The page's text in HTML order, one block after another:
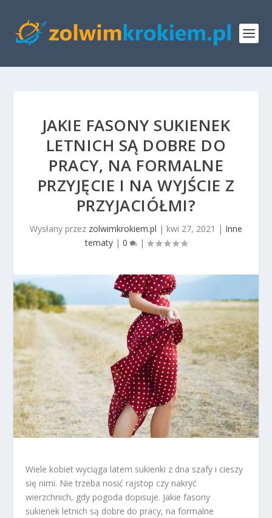
JAKIE FASONY SUKIENEK
LETNICH SĄ DOBRE DO
PRACY, NA FORMALNE
PRZYJĘCIE I NA WYJŚCIE Z
PRZYJACIÓŁMI?
Wysłany przez zolwimkrokiem.pl | kwi 27, 2021 | Inne
tematy | 0 |
Wiele kobiet wyciąga latem sukienki z dna szafy i cieszy
się nimi. Nie trzeba nosić rajstop czy nakryć
wierzchnich, gdy pogoda dopisuje. Jakie fasony
sukienek letnich są dobre do pracy, na formalne